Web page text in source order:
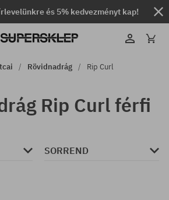
és 5% kedvezményt kap!
Rövidnadrág Rip Curl
Rip Curl férfi
SORREND